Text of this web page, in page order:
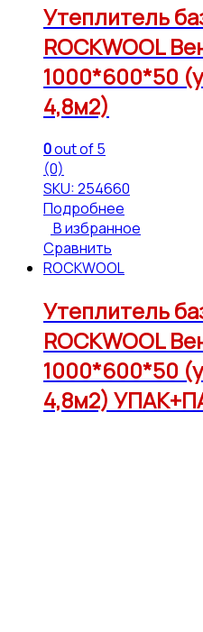
Утеплитель
ROCKWOOL
1000*600*50
4,8м2)
0out of 5
(0)
SKU: 254660
Подробнее
В избранное
Сравнить
ROCKWOOL
Утеплитель
ROCKWOOL
1000*600*50
4,8м2)